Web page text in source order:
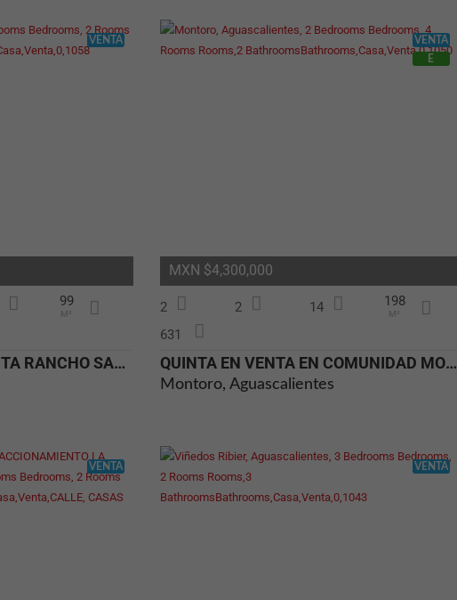
VENTA
CASAS NUEVA EN VENTA RANCHO SANTA MÓNICA AGUASCALIENTES
99
M²
VENTA
E
QUINTA EN VENTA EN COMUNIDAD MONTORO AGUASCALIENTES
Montoro, Aguascalientes
2 2 14 198
M²
631
MXN $4,300,000
VENTA VENTA